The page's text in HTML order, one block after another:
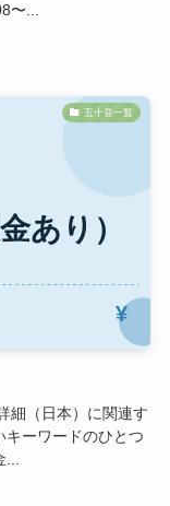
〜...
五十音一覧
細（日本）に関連す
キーワードのひとつ
...